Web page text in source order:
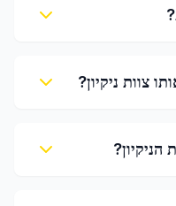
צוות ניקיון?
הניקיון?